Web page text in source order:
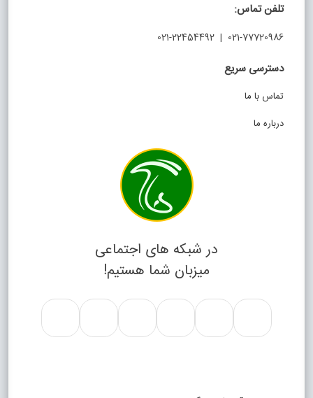
تلفن تماس:
021-77720986 | 021-22454492
دسترسی سریع
تماس با ما
درباره ما
در شبکه های اجتماعی
میزبان شما هستیم!